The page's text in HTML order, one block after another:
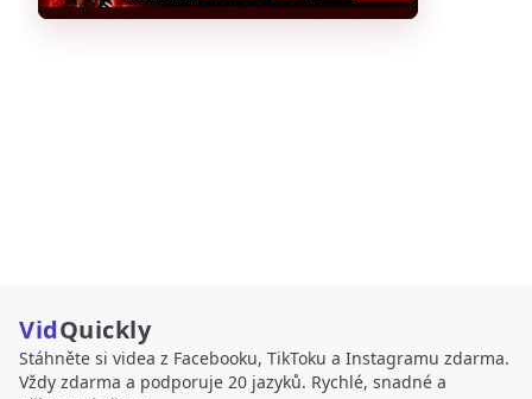
VidQuickly
Stáhněte si videa z Facebooku, TikToku a Instagramu zdarma.
Vždy zdarma a podporuje 20 jazyků. Rychlé, snadné a